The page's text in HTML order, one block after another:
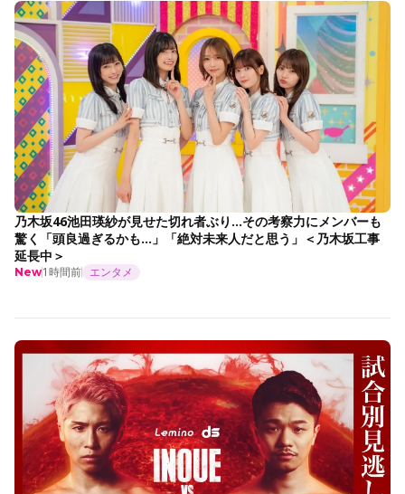
乃木坂46池田瑛紗が見せた切れ者ぶり…その考察力にメンバーも
驚く「頭良過ぎるかも…」「絶対未来人だと思う」＜乃木坂工事
延長中＞
New1時間前 エンタメ